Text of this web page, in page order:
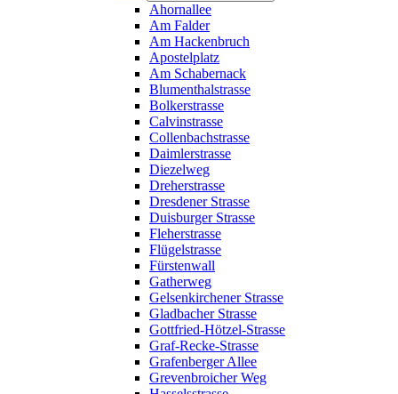
Ahornallee
Am Falder
Am Hackenbruch
Apostelplatz
Am Schabernack
Blumenthalstrasse
Bolkerstrasse
Calvinstrasse
Collenbachstrasse
Daimlerstrasse
Diezelweg
Dreherstrasse
Dresdener Strasse
Duisburger Strasse
Fleherstrasse
Flügelstrasse
Fürstenwall
Gatherweg
Gelsenkirchener Strasse
Gladbacher Strasse
Gottfried-Hötzel-Strasse
Graf-Recke-Strasse
Grafenberger Allee
Grevenbroicher Weg